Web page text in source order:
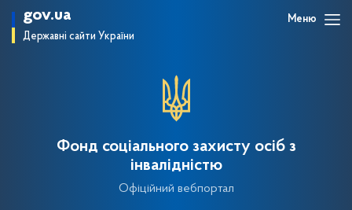
gov.ua
Державні сайти України
Меню
Фонд соціального захисту осіб з
інвалідністю
Офіційний вебпортал